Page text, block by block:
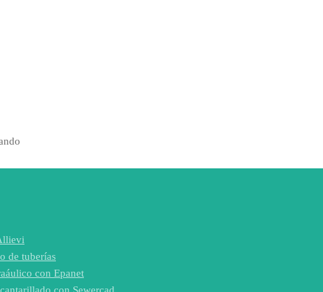
de tuberías
con Epanet